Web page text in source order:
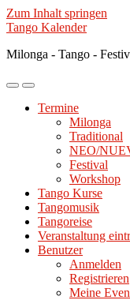
Zum Inhalt springen
Tango Kalender
Milonga - Tango -
Mobile-
ein-/ausblenden
Suchfeld
ein-/ausblenden
Termine
Milonga
Traditional
NEO/
Festival
Workshop
Tango Kurse
Tangomusik
Tangoreise
Veranstaltung
Benutzer
Anmelden
Registrieren
Meine